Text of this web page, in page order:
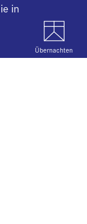
in
Übernachten